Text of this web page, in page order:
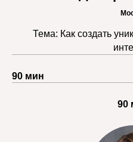
Тема: Как создать
90 мин
90